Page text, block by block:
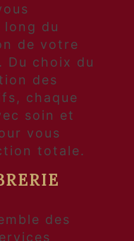
long du
de votre
Du choix du
des
chaque
soin et
vous
totale.
des